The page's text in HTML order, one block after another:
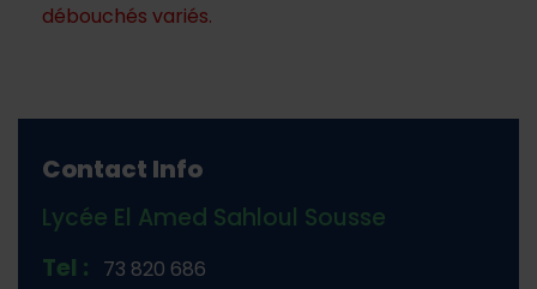
débouchés variés.
Contact Info
Lycée El Amed Sahloul Sousse
Tel :
73 820 686